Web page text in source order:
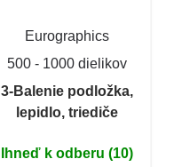
Eurographics
500 - 1000 dielikov
3-Balenie podložka,
lepidlo, triediče
Ihneď k odberu (10)